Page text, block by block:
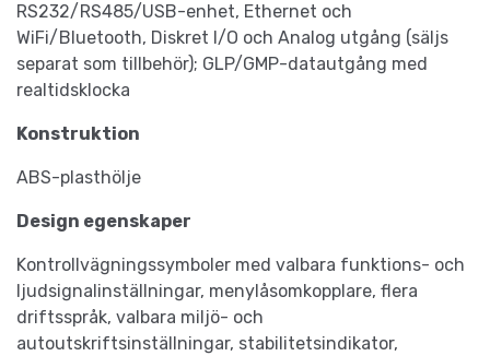
RS232/RS485/USB-enhet, Ethernet och
WiFi/Bluetooth, Diskret I/O och Analog utgång (säljs
separat som tillbehör); GLP/GMP-datautgång med
realtidsklocka
Konstruktion
ABS-plasthölje
Design egenskaper
Kontrollvägningssymboler med valbara funktions- och
ljudsignalinställningar, menylåsomkopplare, flera
driftsspråk, valbara miljö- och
autoutskriftsinställningar, stabilitetsindikator,